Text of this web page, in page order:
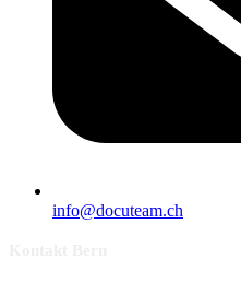
info@docuteam.ch